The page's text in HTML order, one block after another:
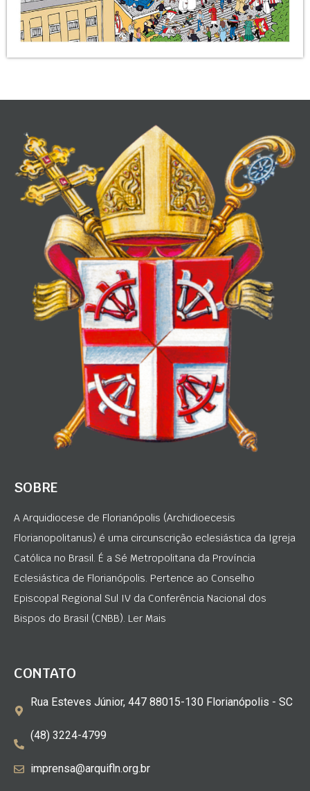
SOBRE
A Arquidiocese de Florianópolis (Archidioecesis
Florianopolitanus) é uma circunscrição eclesiástica da Igreja
Católica no Brasil. É a Sé Metropolitana da Província
Eclesiástica de Florianópolis. Pertence ao Conselho
Episcopal Regional Sul IV da Conferência Nacional dos
Bispos do Brasil (CNBB). Ler Mais
CONTATO
Rua Esteves Júnior, 447 88015-130 Florianópolis - SC
(48) 3224-4799
imprensa@arquifln.org.br